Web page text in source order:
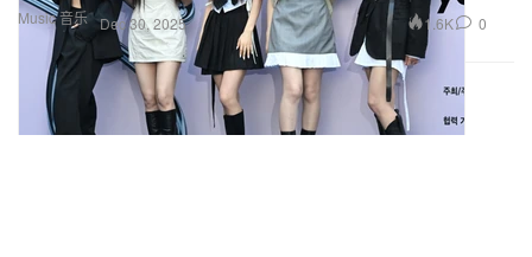
Music 音乐 Dec 30, 2025 1.6K 0